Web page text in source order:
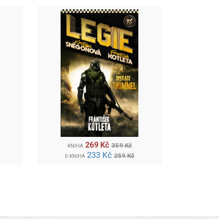
KNIHA 269 Kč 359 Kč
E-KNIHA 233 Kč 259 Kč